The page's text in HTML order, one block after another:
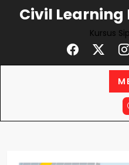
Civil Learning
Kursus